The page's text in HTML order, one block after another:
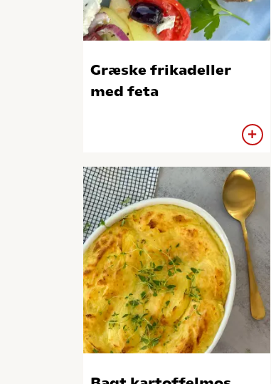
Græske frikadeller
med feta